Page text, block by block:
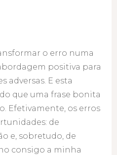
o erro numa
positiva para
adversas. E esta
que uma frase bonita
Efetivamente, os erros
de
e, sobretudo, de
consigo a minha